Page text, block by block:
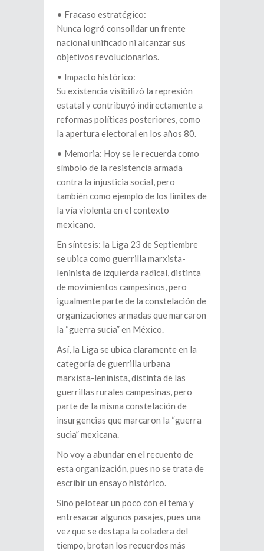
•⁠ ⁠Fracaso estratégico:
Nunca logró consolidar un frente
nacional unificado ni alcanzar sus
objetivos revolucionarios.
•⁠ ⁠Impacto histórico:
Su existencia visibilizó la represión
estatal y contribuyó indirectamente a
reformas políticas posteriores, como
la apertura electoral en los años 80.
•⁠ ⁠Memoria: Hoy se le recuerda como
símbolo de la resistencia armada
contra la injusticia social, pero
también como ejemplo de los límites de
la vía violenta en el contexto
mexicano.
En síntesis: la Liga 23 de Septiembre
se ubica como guerrilla marxista-
leninista de izquierda radical, distinta
de movimientos campesinos, pero
igualmente parte de la constelación de
organizaciones armadas que marcaron
la “guerra sucia” en México.
Así, la Liga se ubica claramente en la
categoría de guerrilla urbana
marxista-leninista, distinta de las
guerrillas rurales campesinas, pero
parte de la misma constelación de
insurgencias que marcaron la “guerra
sucia” mexicana.
No voy a abundar en el recuento de
esta organización, pues no se trata de
escribir un ensayo histórico.
Sino pelotear un poco con el tema y
entresacar algunos pasajes, pues una
vez que se destapa la coladera del
tiempo, brotan los recuerdos más